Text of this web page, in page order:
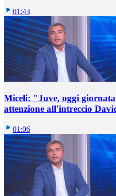
01:43
Miceli: "Juve, oggi
attenzione all'intreccio
01:06